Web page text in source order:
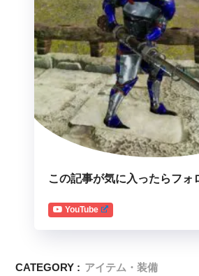
この記事が気に入ったらフォ
YouTube
CATEGORY : アイテム・装備